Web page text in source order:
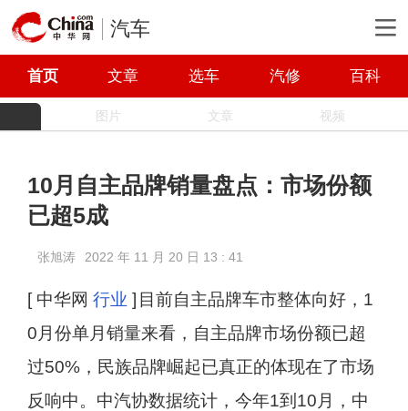
汽车
首页 文章 选车 汽修 百科
图片 文章 视频
10月自主品牌销量盘点：市场份额
已超5成
张旭涛 2022 年 11 月 20 日 13 : 41
[ 中华网 行业 ] 目前自主品牌车市整体向好，1
0月份单月销量来看，自主品牌市场份额已超
过50%，民族品牌崛起已真正的体现在了市场
反响中。中汽协数据统计，今年1到10月，中